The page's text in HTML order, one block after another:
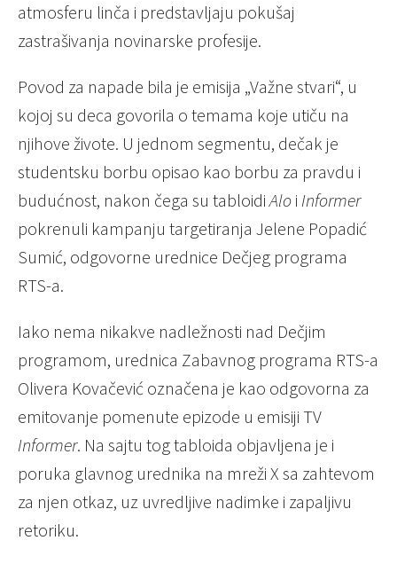
atmosferu linča i predstavljaju pokušaj
zastrašivanja novinarske profesije.
Povod za napade bila je emisija „Važne stvari“, u
kojoj su deca govorila o temama koje utiču na
njihove živote. U jednom segmentu, dečak je
studentsku borbu opisao kao borbu za pravdu i
budućnost, nakon čega su tabloidiAlo i Informer
pokrenuli kampanju targetiranja Jelene Popadić
Sumić, odgovorne urednice Dečjeg programa
RTS-a.
Iako nema nikakve nadležnosti nad Dečjim
programom, urednica Zabavnog programa RTS-a
Olivera Kovačević označena je kao odgovorna za
emitovanje pomenute epizode u emisiji TV
Informer. Na sajtu tog tabloida objavljena je i
poruka glavnog urednika na mreži X sa zahtevom
za njen otkaz, uz uvredljive nadimke i zapaljivu
retoriku.